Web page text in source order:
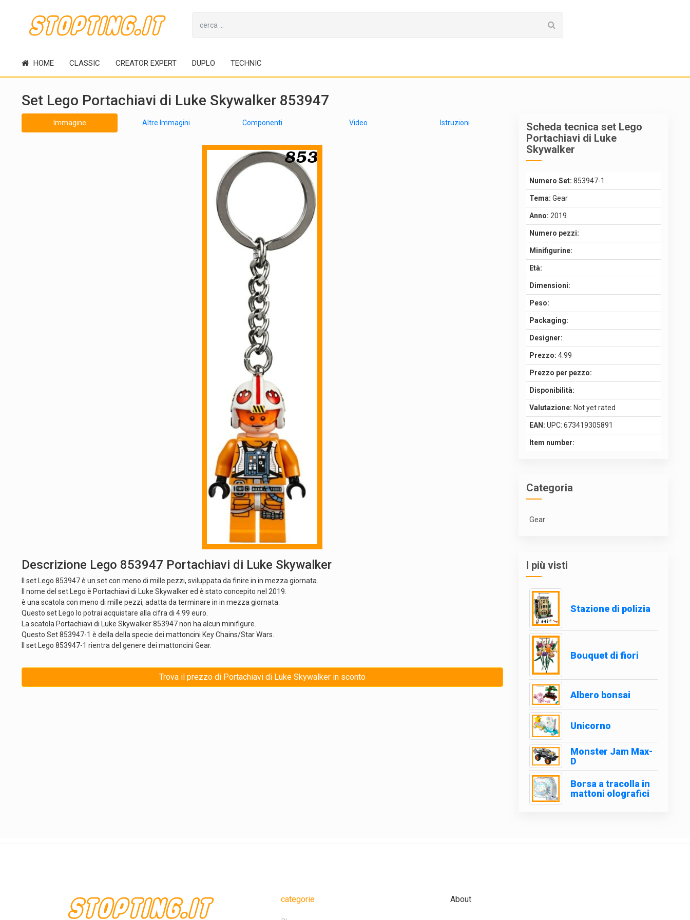
HOME CLASSIC CREATOR EXPERT DUPLO TECHNIC
Set Lego Portachiavi di Luke Skywalker 853947
Immagine Altre Immagini Componenti Video Istruzioni
Descrizione Lego 853947 Portachiavi di Luke Skywalker
Il set Lego 853947 è un set con meno di mille pezzi, sviluppata da finire in in mezza giornata.
Il nome del set Lego è Portachiavi di Luke Skywalker ed è stato concepito nel 2019.
è una scatola con meno di mille pezzi, adatta da terminare in in mezza giornata.
Questo set Lego lo potrai acquistare alla cifra di 4.99 euro.
La scatola Portachiavi di Luke Skywalker 853947 non ha alcun minifigure.
Questo Set 853947-1 è della della specie dei mattoncini Key Chains/Star Wars.
Il set Lego 853947-1 rientra del genere dei mattoncini Gear.
Trova il prezzo di Portachiavi di Luke Skywalker in sconto
Scheda tecnica set Lego
Portachiavi di Luke
Skywalker
Numero Set: 853947-1
Tema: Gear
Anno: 2019
Numero pezzi:
Minifigurine:
Età:
Dimensioni:
Peso:
Packaging:
Designer:
Prezzo: 4.99
Prezzo per pezzo:
Disponibilità:
Valutazione: Not yet rated
EAN: UPC: 673419305891
Item number:
Categoria
Gear
I più visti
Stazione di polizia
Bouquet di fiori
Albero bonsai
Unicorno
Monster Jam Max-
D
Borsa a tracolla in
mattoni olografici
categorie About